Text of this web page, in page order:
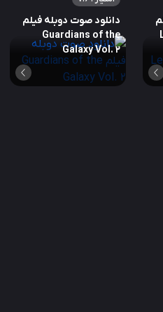
دانلود صوت دوبله فیلم
Guardians of the
Galaxy Vol. 2